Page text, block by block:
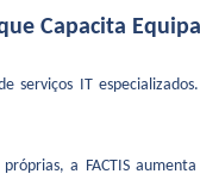
Capacita
serviços IT
a FACTIS